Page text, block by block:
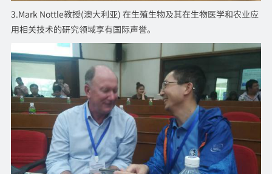
3.Mark Nottle教授(澳大利亚) 在生殖生物及其在生物医学和农业应
用相关技术的研究领域享有国际声誉。